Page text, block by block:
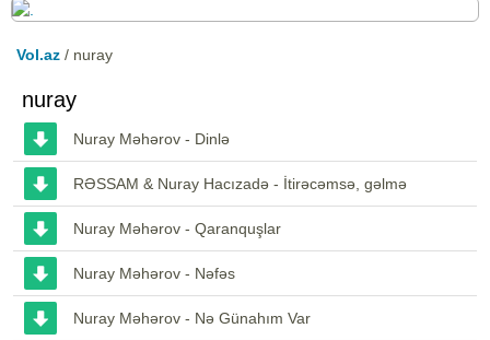
Vol.az / nuray
nuray
Nuray Məhərov - Dinlə
RƏSSAM & Nuray Hacızadə - İtirəcəmsə, gəlmə
Nuray Məhərov - Qaranquşlar
Nuray Məhərov - Nəfəs
Nuray Məhərov - Nə Günahım Var